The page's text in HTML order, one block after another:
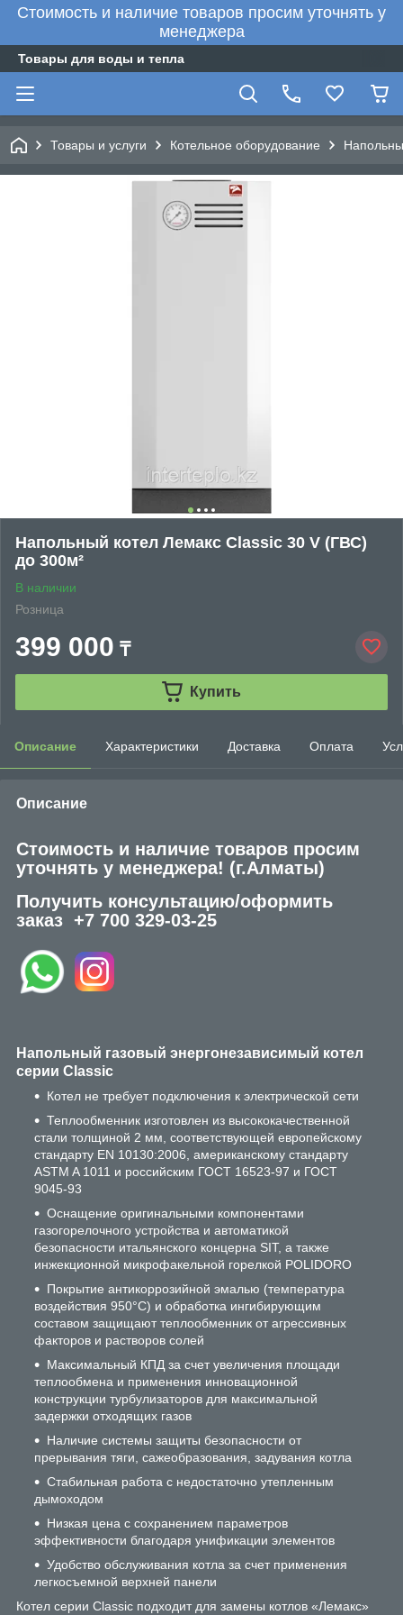
Стоимость и наличие товаров просим уточнять у
менеджера
Товары для воды и тепла
Товары и услуги Котельное оборудование
Напольный котел Лемакс Classic 30 V (ГВС)
до 300м²
В наличии
Розница
399 000 ₸
Купить
Описание Характеристики Доставка Оплата
Описание
Стоимость и наличие товаров просим
уточнять у менеджера! (г.Алматы)
Получить консультацию/оформить
заказ +7 700 329-03-25
Напольный газовый энергонезависимый котел
серии Classic
Котел не требует подключения к электрической сети
Теплообменник изготовлен из высококачественной
стали толщиной 2 мм, соответствующей европейскому
стандарту EN 10130:2006, американскому стандарту
ASTM A 1011 и российским ГОСТ 16523-97 и ГОСТ
9045-93
Оснащение оригинальными компонентами
газогорелочного устройства и автоматикой
безопасности итальянского концерна SIT, а также
инжекционной микрофакельной горелкой POLIDORO
Покрытие антикоррозийной эмалью (температура
воздействия 950°С) и обработка ингибирующим
составом защищают теплообменник от агрессивных
факторов и растворов солей
Максимальный КПД за счет увеличения площади
теплообмена и применения инновационной
конструкции турбулизаторов для максимальной
задержки отходящих газов
Наличие системы защиты безопасности от
прерывания тяги, сажеобразования, задувания котла
Стабильная работа с недостаточно утепленным
дымоходом
Низкая цена с сохранением параметров
эффективности благодаря унификации элементов
Удобство обслуживания котла за счет применения
легкосъемной верхней панели
Котел серии Classic подходит для замены котлов «Лемакс»